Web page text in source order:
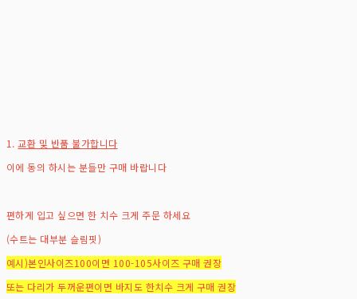
1.교환 및 반품 불가합니다
이에 동의 하시는 분들만 구매 바랍니다
편하게 입고 싶으면 한 치수 크게 주문 하세요
(수트는 대부분 슬림핏)
예시)본인사이즈100이면 100-105사이즈 구매 권장
또는 다리가 두꺼운편이면 바지도 한치수 크게 구매 권장